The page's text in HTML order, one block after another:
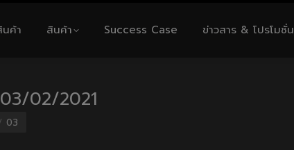
นค้า สินค้า Success Case ข่าวสาร & โปรโมชั่น
03/02/2021
03